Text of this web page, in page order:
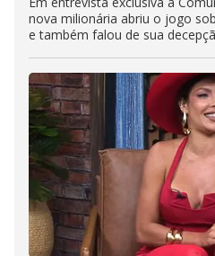
nova milionária abriu o jogo
e também falou de sua